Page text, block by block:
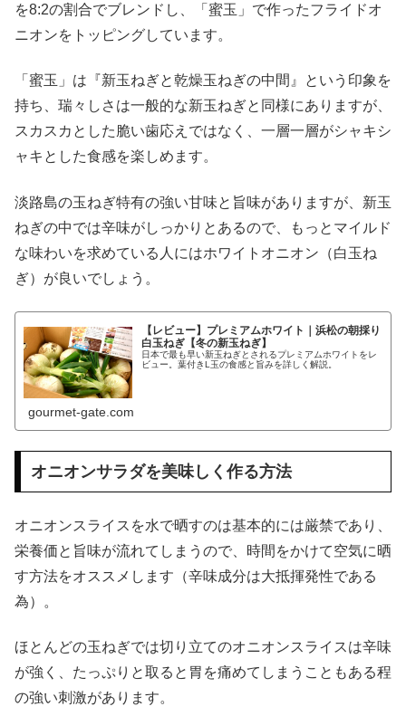
を8:2の割合でブレンドし、「蜜玉」で作ったフライドオ
ニオンをトッピングしています。
「蜜玉」は『新玉ねぎと乾燥玉ねぎの中間』という印象を
持ち、瑞々しさは一般的な新玉ねぎと同様にありますが、
スカスカとした脆い歯応えではなく、一層一層がシャキシ
ャキとした食感を楽しめます。
淡路島の玉ねぎ特有の強い甘味と旨味がありますが、新玉
ねぎの中では辛味がしっかりとあるので、もっとマイルド
な味わいを求めている人にはホワイトオニオン（白玉ね
ぎ）が良いでしょう。
【レビュー】プレミアムホワイト｜浜松の朝採り
白玉ねぎ【冬の新玉ねぎ】
日本で最も早い新玉ねぎとされるプレミアムホワイトをレ
ビュー。葉付きL玉の食感と旨みを詳しく解説。
gourmet-gate.com
オニオンサラダを美味しく作る方法
オニオンスライスを水で晒すのは基本的には厳禁であり、
栄養価と旨味が流れてしまうので、時間をかけて空気に晒
す方法をオススメします（辛味成分は大抵揮発性である
為）。
ほとんどの玉ねぎでは切り立てのオニオンスライスは辛味
が強く、たっぷりと取ると胃を痛めてしまうこともある程
の強い刺激があります。